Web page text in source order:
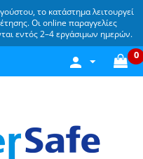
το κατάστημα λειτουργεί
Οι online παραγγελίες
εντός 2–4 εργάσιμων ημερών.
0